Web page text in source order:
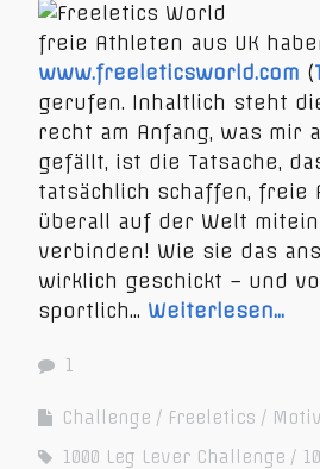
freie Athleten aus UK
www.freeleticsworld.com (
gerufen. Inhaltlich steht
recht am Anfang, was mir
gefällt, ist die Tatsache,
tatsächlich schaffen, freie
überall auf der Welt
verbinden! Wie sie das
wirklich geschickt – und
sportlich… Weiterlesen…
1
Challenge Freeletics
1000 Leg Lever Challenge